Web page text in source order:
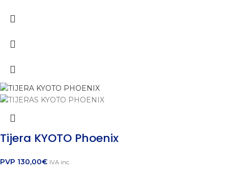
Tijera KYOTO Phoenix
PVP 130,00€ IVA inc.